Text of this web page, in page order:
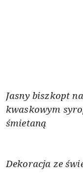
Jasny biszkopt
kwaskowym
śmietaną
Dekoracja ze